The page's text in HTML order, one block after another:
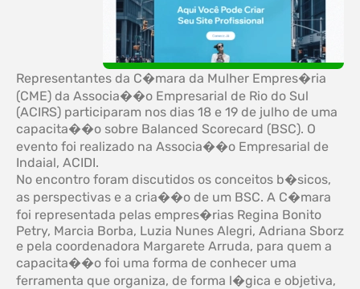
Representantes da C�mara da Mulher Empres�ria
(CME) da Associa��o Empresarial de Rio do Sul
(ACIRS) participaram nos dias 18 e 19 de julho de uma
capacita��o sobre Balanced Scorecard (BSC). O
evento foi realizado na Associa��o Empresarial de
Indaial, ACIDI.
No encontro foram discutidos os conceitos b�sicos,
as perspectivas e a cria��o de um BSC. A C�mara
foi representada pelas empres�rias Regina Bonito
Petry, Marcia Borba, Luzia Nunes Alegri, Adriana Sborz
e pela coordenadora Margarete Arruda, para quem a
capacita��o foi uma forma de conhecer uma
ferramenta que organiza, de forma l�gica e objetiva,